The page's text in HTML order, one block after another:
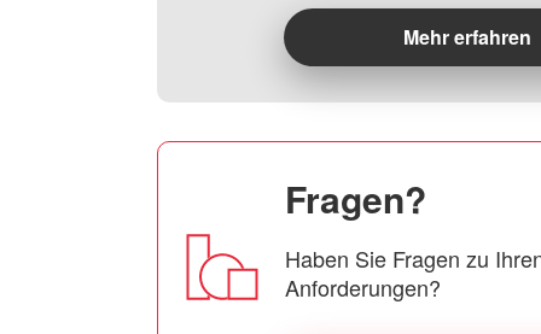
Mehr erfahren
Fragen?
Haben Sie Fragen zu
Anforderungen?